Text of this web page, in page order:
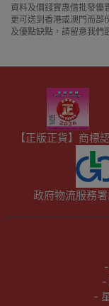
資料及價錢實惠借批發優
更可送到香港或澳門而部
及優點缺點，請留意我們
【正版正貨】商標
政府物流服務
-
-